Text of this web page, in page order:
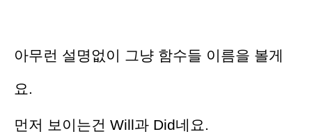
아무런 설명없이 그냥 함수들 이름을 볼게
요.
먼저 보이는건 Will과 Did네요.